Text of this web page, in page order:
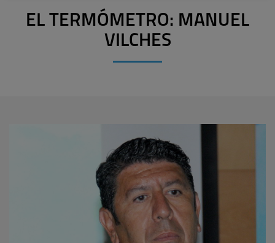
EL TERMÓMETRO: MANUEL
VILCHES